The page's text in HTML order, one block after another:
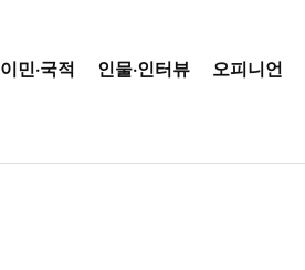
이민·국적 인물·인터뷰 오피니언